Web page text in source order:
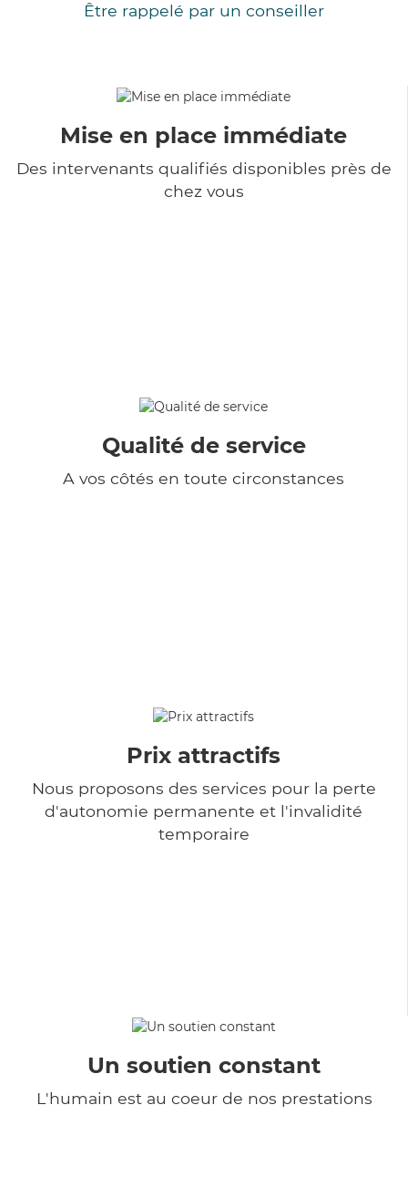
Être rappelé par un conseiller
Mise en place immédiate
Des intervenants qualifiés disponibles près de
chez vous
Qualité de service
A vos côtés en toute circonstances
Prix attractifs
Nous proposons des services pour la perte
d'autonomie permanente et l'invalidité
temporaire
Un soutien constant
L'humain est au coeur de nos prestations